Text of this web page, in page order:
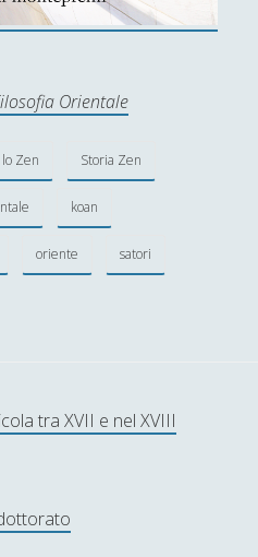
Orientale
lo Zen Storia Zen
koan
oriente satori
tra XVII e nel XVIII